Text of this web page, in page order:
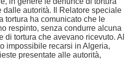
dalle autorità. Il Relatore speciale
tortura ha comunicato che le
respinto, senza condurre alcuna
di tortura che avevano ricevuto. Al
impossibile recarsi in Algeria,
presentate alle autorità,